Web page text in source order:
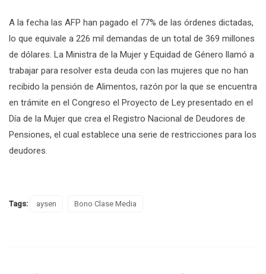
A la fecha las AFP han pagado el 77% de las órdenes dictadas,
lo que equivale a 226 mil demandas de un total de 369 millones
de dólares. La Ministra de la Mujer y Equidad de Género llamó a
trabajar para resolver esta deuda con las mujeres que no han
recibido la pensión de Alimentos, razón por la que se encuentra
en trámite en el Congreso el Proyecto de Ley presentado en el
Día de la Mujer que crea el Registro Nacional de Deudores de
Pensiones, el cual establece una serie de restricciones para los
deudores.
Tags: aysen Bono Clase Media